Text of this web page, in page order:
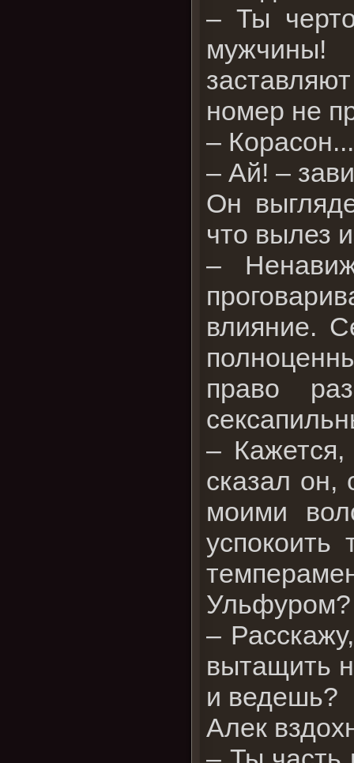
– Ты
мужчины!
номер не
– Корасон...
– Ай! –
Он
что вылез
–
влияние.
право
–
сказал он,
моими
успокоить
Ульфуром?
–
вытащить
и ведешь?
Алек